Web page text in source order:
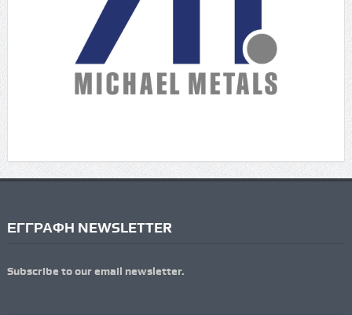
ΕΓΓΡΑΦΗ NEWSLETTER
Subscribe to our email newsletter.